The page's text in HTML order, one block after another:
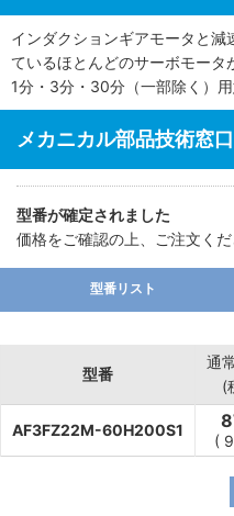
インダクションギアモータと
ているほとんどのサーボモー
1分・3分・30分（一部除く）用
メカニカル部品技術窓口
型番が確定されました
価格をご確認の上、ご注文く
型番リスト
型番
通
(
AF3FZ22M-60H200S1
(